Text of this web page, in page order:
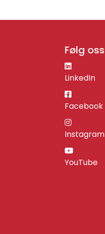
Følg oss
LinkedIn
Facebook
Instagram
YouTube